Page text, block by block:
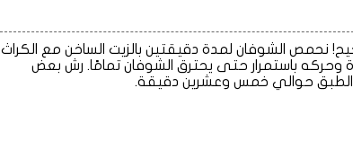
نحمص الشوفان لمدة دقيقتين بالزيت الساخن مع الكراث
وحركه باستمرار حتى يحترق الشوفان تمامًا. رش بعض
الطبق حوالي خمس وعشرين دقيقة.